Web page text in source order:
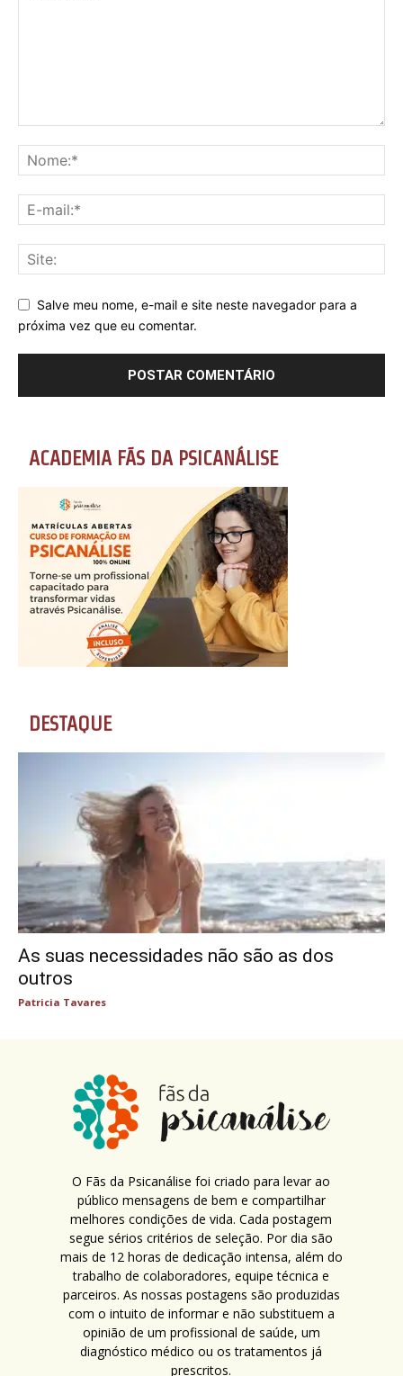
Salve meu nome, e-mail e site neste navegador para a
próxima vez que eu comentar.
ACADEMIA FÃS DA PSICANÁLISE
DESTAQUE
As suas necessidades não são as dos
outros
Patricia Tavares
O Fãs da Psicanálise foi criado para levar ao
público mensagens de bem e compartilhar
melhores condições de vida. Cada postagem
segue sérios critérios de seleção. Por dia são
mais de 12 horas de dedicação intensa, além do
trabalho de colaboradores, equipe técnica e
parceiros. As nossas postagens são produzidas
com o intuito de informar e não substituem a
opinião de um profissional de saúde, um
diagnóstico médico ou os tratamentos já
prescritos.